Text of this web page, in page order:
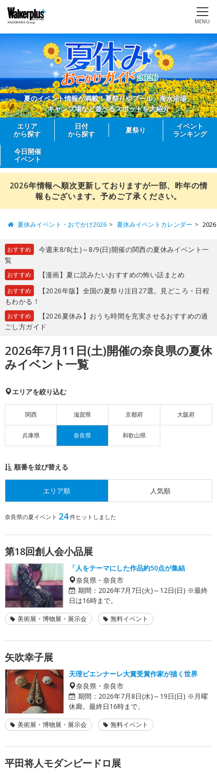
MENU
夏のイベント情報が満載！夏祭りやプール、海水浴場、
キャンプ場など遊べるスポットを大紹介
エリア
から探す
日付
から探す
夏祭り
イベント
ランキング
今日開催
イベント
2026年情報へ順次更新しておりますが一部、昨年の情
報もございます。予めご了承ください。
夏休みイベント・おでかけ2026 夏休みイベントカレンダー
おすすめ
今週末8/8(土)～8/9(日)開催の関西の夏休みイベント一
覧
おすすめ 【漫画】夏に読みたいおすすめの怖い話まとめ
おすすめ
【2026年版】全国の夏祭り注目27選。見どころ・日程
もわかる！
おすすめ
【2026夏休み】おうち時間を充実させるおすすめの過
ごし方ガイド
2026年7月11日(土)開催の奈良県の夏休
みイベント一覧
エリアを絞り込む
関西 滋賀県 京都府 大阪府
兵庫県 奈良県 和歌山県
順番を並び替える
エリア順 人気順
奈良県の夏イベント 24件ヒットしました
第18回創人会小品展
「人をテーマにした作品約50点が集結
奈良県・奈良市
期間： 2026年7月7日(火)～12日(日) ※最終
日は16時まで。
美術展・博物展・展示会 無料イベント
矢吹幸子展
天理ビエンナーレ大賞受賞作家が描く世界
奈良県・奈良市
期間： 2026年7月8日(水)～19日(日) ※月曜
休廊。最終日16時まで。
美術展・博物展・展示会 無料イベント
平田将人モダンビードロ展